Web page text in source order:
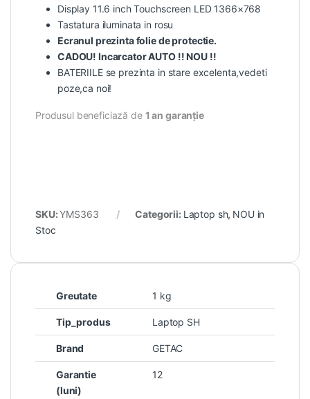
Display 11.6 inch Touchscreen LED 1366×768
Tastatura iluminata in rosu
Ecranul prezinta folie de protectie.
CADOU! Incarcator AUTO !! NOU !!
BATERIILE se prezinta in stare excelenta,vedeti
poze,ca noi!
Produsul beneficiază de 1 an garanție
SKU:YMS363 Categorii: Laptop sh, NOU in
Stoc
Greutate 1 kg
Tip_produs Laptop SH
Brand GETAC
Garantie
(luni)
12